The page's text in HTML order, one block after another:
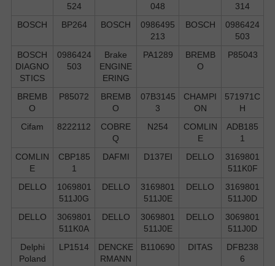
524
048
314
BOSCH
BP264 BOSCH
0986495
213
BOSCH
0986424
503
BOSCH
DIAGNO
STICS
0986424
503
Brake
ENGINE
ERING
PA1289
BREMB
O
P85043
BREMB
O
P85072
BREMB
O
07B3145
3
CHAMPI
ON
571971C
H
Cifam
8222112
COBRE
Q
N254
COMLIN
E
ADB185
1
COMLIN
E
CBP185
1
DAFMI D137EI DELLO
3169801
511K0F
DELLO
1069801
511J0G
DELLO
3169801
511J0E
DELLO
3169801
511J0D
DELLO
3069801
511K0A
DELLO
3069801
511J0E
DELLO
3069801
511J0D
Delphi
Poland
LP1514
DENCKE
RMANN
B110690 DITAS
DFB238
6